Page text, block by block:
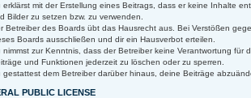
erklärst mit der Erstellung eines Beitrags, dass er keine Inhalte
Bilder zu setzen bzw. zu verwenden.
Betreiber des Boards übt das Hausrecht aus. Bei Verstößen
Boards ausschließen und dir ein Hausverbot erteilen.
nimmst zur Kenntnis, dass der Betreiber keine Verantwortung
und Funktionen jederzeit zu löschen oder zu sperren.
gestattest dem Betreiber darüber hinaus, deine Beiträge
PUBLIC LICENSE